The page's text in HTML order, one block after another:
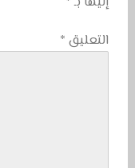
التعليق *